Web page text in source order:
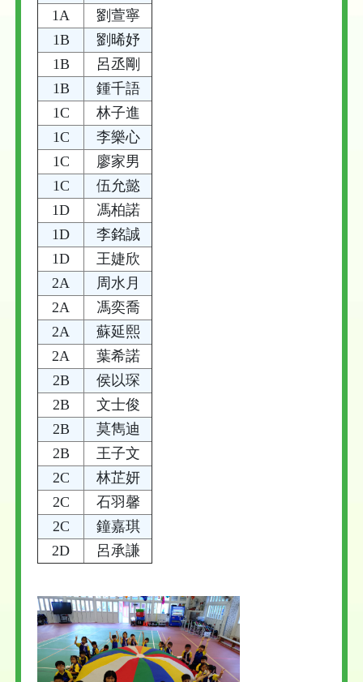
1A
劉萱寧
1B
劉晞妤
1B
呂丞剛
1B
鍾千語
1C
林子進
1C
李樂心
1C
廖家男
1C
伍允懿
1D
馮柏諾
1D
李銘誠
1D
王婕欣
2A
周水月
2A
馮奕喬
2A
蘇延熙
2A
葉希諾
2B
侯以琛
2B
文士俊
2B
莫雋迪
2B
王子文
2C
林芷妍
2C
石羽馨
2C
鐘嘉琪
2D
呂承謙